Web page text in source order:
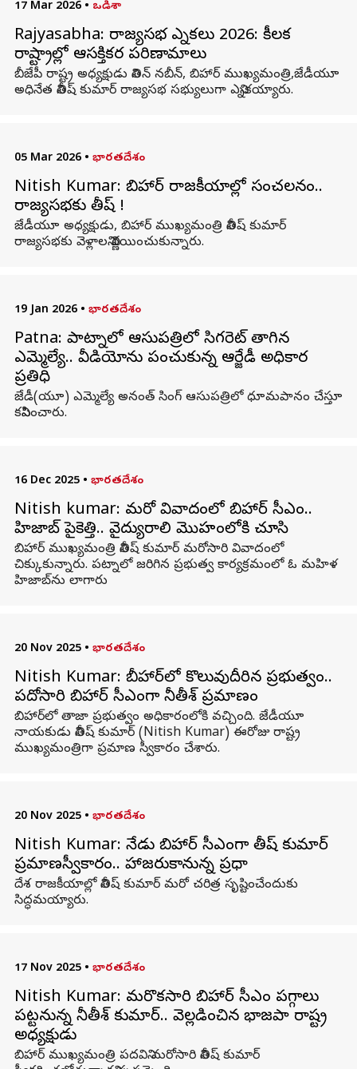
17 Mar 2026 • ఒడిశా
Rajyasabha: రాజ్యసభ ఎన్నికలు 2026: కీలక
రాష్ట్రాల్లో ఆసక్తికర పరిణామాలు
బీజేపీ రాష్ట్ర అధ్యక్షుడు నితిన్‌ నబీన్‌, బిహార్‌ ముఖ్యమంత్రి,జేడీయూ
అధినేత నితీష్ కుమార్‌ రాజ్యసభ సభ్యులుగా ఎన్నికయ్యారు.
05 Mar 2026 • భారతదేశం
Nitish Kumar: బిహార్ రాజకీయాల్లో సంచలనం..
రాజ్యసభకు నితీష్ !
జేడీయూ అధ్యక్షుడు, బిహార్ ముఖ్యమంత్రి నితీష్ కుమార్
రాజ్యసభకు వెళ్లాలని నిర్ణయించుకున్నారు.
19 Jan 2026 • భారతదేశం
Patna: పాట్నాలోని ఆసుపత్రిలో సిగరెట్ తాగిన
ఎమ్మెల్యే.. వీడియోను పంచుకున్న ఆర్జేడీ అధికార
ప్రతినిధి
జేడీ(యూ) ఎమ్మెల్యే అనంత్ సింగ్ ఆసుపత్రిలో ధూమపానం చేస్తూ
కనిపించారు.
16 Dec 2025 • భారతదేశం
Nitish kumar: మరో వివాదంలో బిహార్‌ సీఎం..
హిజాబ్‌ పైకెత్తి.. వైద్యురాలి మొహంలోకి చూసి
బిహార్ ముఖ్యమంత్రి నితీష్ కుమార్ మరోసారి వివాదంలో
చిక్కుకున్నారు. పట్నాలో జరిగిన ప్రభుత్వ కార్యక్రమంలో ఓ మహిళ
హిజాబ్‌ను లాగారు
20 Nov 2025 • భారతదేశం
Nitish Kumar: బీహార్‌లో కొలువుదీరిన ప్రభుత్వం..
పదోసారి బిహార్‌ సీఎంగా నీతీశ్‌ ప్రమాణం
బిహార్‌లో తాజా ప్రభుత్వం అధికారంలోకి వచ్చింది. జేడీయూ
నాయకుడు నితీష్ కుమార్‌ (Nitish Kumar) ఈరోజు రాష్ట్ర
ముఖ్యమంత్రిగా ప్రమాణ స్వీకారం చేశారు.
20 Nov 2025 • భారతదేశం
Nitish Kumar: నేడు బిహార్ సీఎంగా నితీష్ కుమార్
ప్రమాణస్వీకారం.. హాజరుకానున్న ప్రధాని
దేశ రాజకీయాల్లో నితీష్ కుమార్ మరో చరిత్ర సృష్టించేందుకు
సిద్ధమయ్యారు.
17 Nov 2025 • భారతదేశం
Nitish Kumar: మరొకసారి బిహార్ సీఎం పగ్గాలు
పట్టనున్న నీతీశ్‌ కుమార్.. వెల్లడించిన భాజపా రాష్ట్ర
అధ్యక్షుడు
బిహార్ ముఖ్యమంత్రి పదవిని మరోసారి నితీష్ కుమార్‌